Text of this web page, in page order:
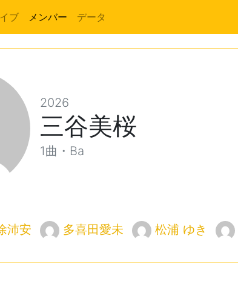
ブ メンバー データ
2026
三谷美桜
1曲・Ba
沛安 多喜田愛未 松浦 ゆき